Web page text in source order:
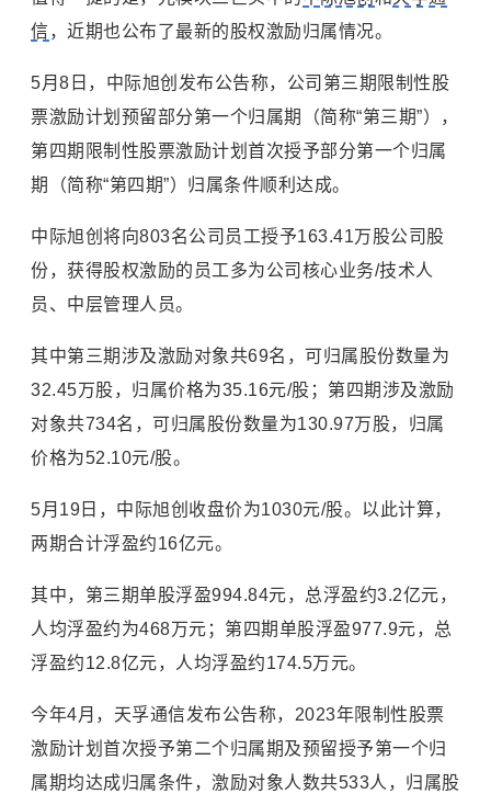
信，近期也公布了最新的股权激励归属情况。
5月8日，中际旭创发布公告称，公司第三期限制性股
票激励计划预留部分第一个归属期（简称“第三期”），
第四期限制性股票激励计划首次授予部分第一个归属
期（简称“第四期”）归属条件顺利达成。
中际旭创将向803名公司员工授予163.41万股公司股
份，获得股权激励的员工多为公司核心业务/技术人
员、中层管理人员。
其中第三期涉及激励对象共69名，可归属股份数量为
32.45万股，归属价格为35.16元/股；第四期涉及激励
对象共734名，可归属股份数量为130.97万股，归属
价格为52.10元/股。
5月19日，中际旭创收盘价为1030元/股。以此计算，
两期合计浮盈约16亿元。
其中，第三期单股浮盈994.84元，总浮盈约3.2亿元，
人均浮盈约为468万元；第四期单股浮盈977.9元，总
浮盈约12.8亿元，人均浮盈约174.5万元。
今年4月，天孚通信发布公告称，2023年限制性股票
激励计划首次授予第二个归属期及预留授予第一个归
属期均达成归属条件，激励对象人数共533人，归属股